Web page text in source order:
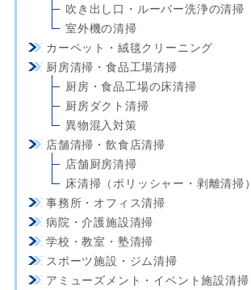
吹き出し口・ルーバー洗浄の清掃
室外機の清掃
カーペット・絨毯クリーニング
厨房清掃・食品工場清掃
厨房・食品工場の床清掃
厨房ダクト清掃
異物混入対策
店舗清掃・飲食店清掃
店舗厨房清掃
床清掃（ポリッシャー・剥離清掃）
事務所・オフィス清掃
病院・介護施設清掃
学校・教室・塾清掃
スポーツ施設・ジム清掃
アミューズメント・イベント施設清掃